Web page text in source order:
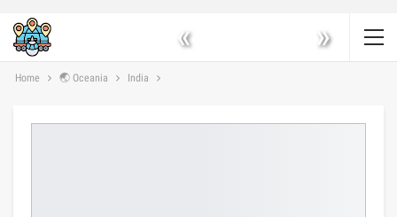
« »
Home 🌏 Oceania India